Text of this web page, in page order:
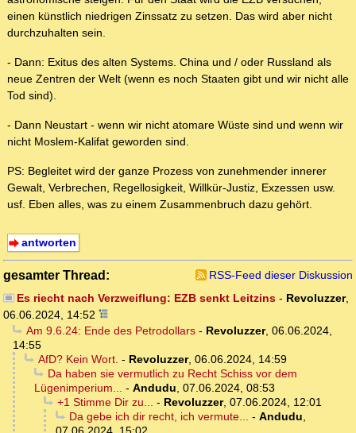
einen künstlich niedrigen Zinssatz zu setzen. Das wird aber nicht
durchzuhalten sein.
- Dann: Exitus des alten Systems. China und / oder Russland als
neue Zentren der Welt (wenn es noch Staaten gibt und wir nicht alle
Tod sind).
- Dann Neustart - wenn wir nicht atomare Wüste sind und wenn wir
nicht Moslem-Kalifat geworden sind.
PS: Begleitet wird der ganze Prozess von zunehmender innerer
Gewalt, Verbrechen, Regellosigkeit, Willkür-Justiz, Exzessen usw.
usf. Eben alles, was zu einem Zusammenbruch dazu gehört.
antworten
gesamter Thread:
RSS-Feed dieser Diskussion
Es riecht nach Verzweiflung: EZB senkt Leitzins- Revoluzzer,
06.06.2024, 14:52
Am 9.6.24: Ende des Petrodollars- Revoluzzer, 06.06.2024,
14:55
AfD? Kein Wort. - Revoluzzer, 06.06.2024, 14:59
Da haben sie vermutlich zu Recht Schiss vor dem
Lügenimperium... - Andudu, 07.06.2024, 08:53
+1 Stimme Dir zu... - Revoluzzer, 07.06.2024, 12:01
Da gebe ich dir recht, ich vermute... - Andudu,